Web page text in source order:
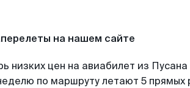
на нашем сайте
низких цен на авиабилет из
по маршруту летают 5 прямых